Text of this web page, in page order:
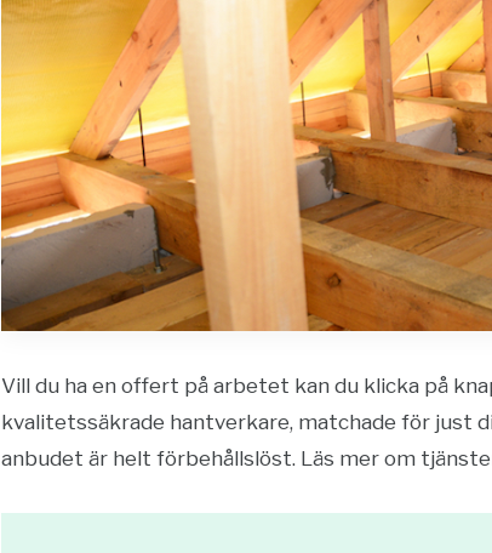
Vill du ha en offert på arbetet kan du klicka på
kvalitetssäkrade hantverkare, matchade för just
anbudet är helt förbehållslöst. Läs mer om